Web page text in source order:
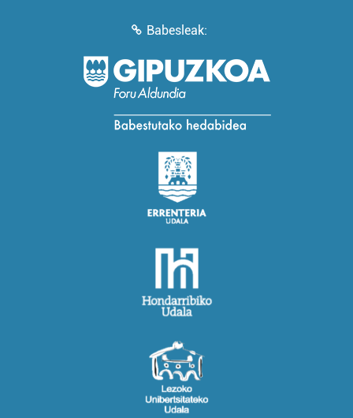
Babesleak: